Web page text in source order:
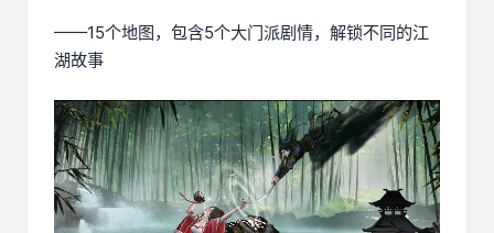
——15个地图，包含5个大门派剧情，解锁不同的江
湖故事